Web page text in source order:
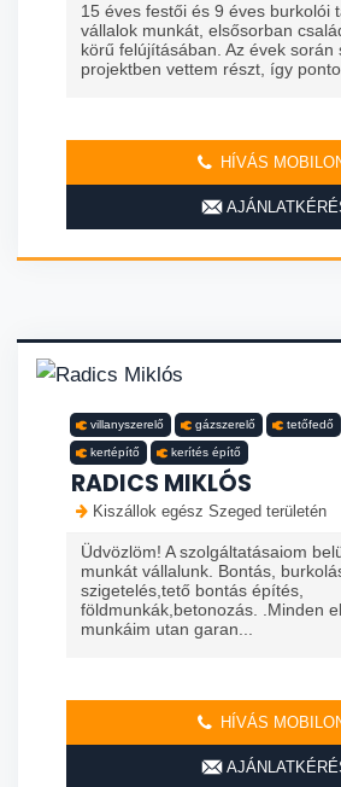
15 éves festői és 9 éves burkolói
vállalok munkát, elsősorban
körű felújításában. Az évek során
projektben vettem részt, így
HÍVÁS
villanyszerelő gázszerelő tetőfedő
kertépítő kerítés építő
RADICS MIKLÓS
Kiszállok egész Szeged területén
Üdvözlöm! A szolgáltatásaiom
munkát vállalunk. Bontás,
szigetelés,tető bontás építés,
földmunkák,betonozás. .Minden
munkáim utan garan...
HÍVÁS